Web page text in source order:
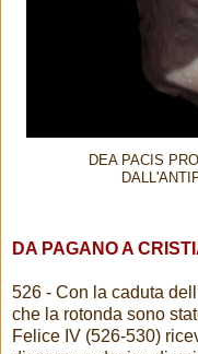
DEA PACIS
DA PAGANO A
526 - Con la caduta
che la rotonda sono
Felice IV (526-530)